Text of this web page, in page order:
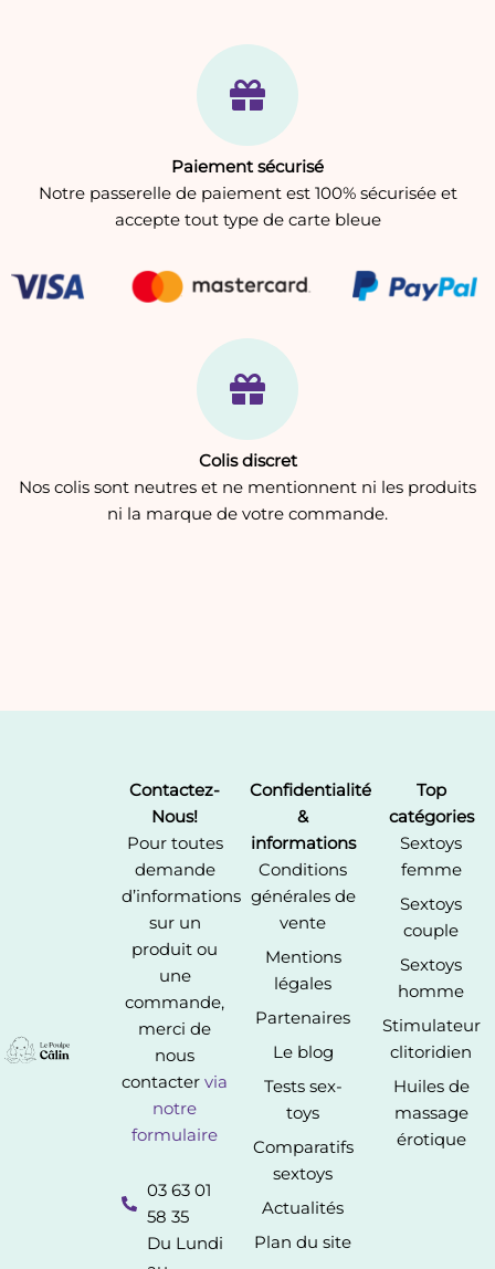
Paiement sécurisé
Notre passerelle de paiement est 100% sécurisée et
accepte tout type de carte bleue
Colis discret
Nos colis sont neutres et ne mentionnent ni les produits
ni la marque de votre commande.
Contactez-
Nous!
Pour toutes
demande
d’informations
sur un
produit ou
une
commande,
merci de
nous
contactervia
notre
formulaire
03 63 01
58 35
Du Lundi
Confidentialité
&
informations
Conditions
générales de
vente
Mentions
légales
Partenaires
Le blog
Tests sex-
toys
Comparatifs
sextoys
Actualités
Plan du site
Top
catégories
Sextoys
femme
Sextoys
couple
Sextoys
homme
Stimulateur
clitoridien
Huiles de
massage
érotique